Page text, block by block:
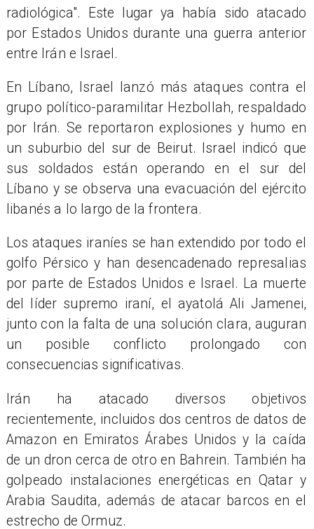
radiológica". Este lugar ya había sido atacado
por Estados Unidos durante una guerra anterior
entre Irán e Israel.
En Líbano, Israel lanzó más ataques contra el
grupo político-paramilitar Hezbollah, respaldado
por Irán. Se reportaron explosiones y humo en
un suburbio del sur de Beirut. Israel indicó que
sus soldados están operando en el sur del
Líbano y se observa una evacuación del ejército
libanés a lo largo de la frontera.
Los ataques iraníes se han extendido por todo el
golfo Pérsico y han desencadenado represalias
por parte de Estados Unidos e Israel. La muerte
del líder supremo iraní, el ayatolá Ali Jamenei,
junto con la falta de una solución clara, auguran
un posible conflicto prolongado con
consecuencias significativas.
Irán ha atacado diversos objetivos
recientemente, incluidos dos centros de datos de
Amazon en Emiratos Árabes Unidos y la caída
de un dron cerca de otro en Bahrein. También ha
golpeado instalaciones energéticas en Qatar y
Arabia Saudita, además de atacar barcos en el
estrecho de Ormuz.